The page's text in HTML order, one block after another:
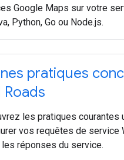
Google Maps sur votre
Python, Go ou Node.js.
pratiques
Roads
les pratiques courantes
vos requêtes de service
réponses du service.